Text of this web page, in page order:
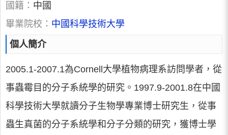
國籍： 中國
畢業院校： 中國科學技術大學
個人簡介
2005.1-2007.1為Cornell大學植物病理系訪問學者，從
事蟲霉目的分子系統學的研究。1997.9-2001.8在中國
科學技術大學就讀分子生物學專業博士研究生，從事
蟲生真菌的分子系統學和分子分類的研究，獲博士學